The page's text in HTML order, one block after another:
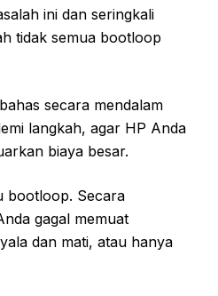
ini dan seringkali
tidak semua bootloop
secara mendalam
langkah, agar HP Anda
biaya besar.
bootloop. Secara
gagal memuat
dan mati, atau hanya